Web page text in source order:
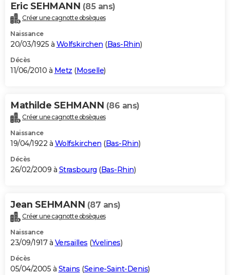
Eric SEHMANN (85 ans)
Créer une cagnotte obsèques
Naissance
20/03/1925 à Wolfskirchen (Bas-Rhin)
Décès
11/06/2010 à Metz (Moselle)
Mathilde SEHMANN (86 ans)
Créer une cagnotte obsèques
Naissance
19/04/1922 à Wolfskirchen (Bas-Rhin)
Décès
26/02/2009 à Strasbourg (Bas-Rhin)
Jean SEHMANN (87 ans)
Créer une cagnotte obsèques
Naissance
23/09/1917 à Versailles (Yvelines)
Décès
05/04/2005 à Stains (Seine-Saint-Denis)